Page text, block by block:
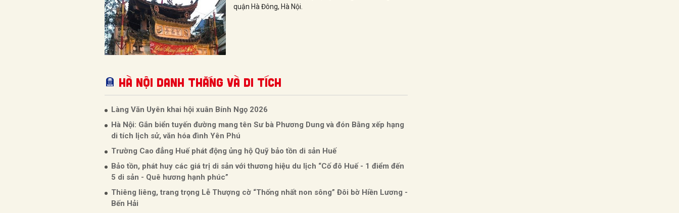
quận Hà Đông, Hà Nội.
Hà Nội Danh thắng và Di tích
Làng Văn Uyên khai hội xuân Bính Ngọ 2026
Hà Nội: Gắn biển tuyến đường mang tên Sư bà Phương Dung và đón Bằng xếp hạng
di tích lịch sử, văn hóa đình Yên Phú
Trường Cao đẳng Huế phát động ủng hộ Quỹ bảo tồn di sản Huế
Bảo tồn, phát huy các giá trị di sản với thương hiệu du lịch “Cố đô Huế - 1 điểm đến
5 di sản - Quê hương hạnh phúc”
Thiêng liêng, trang trọng Lễ Thượng cờ “Thống nhất non sông” Đôi bờ Hiền Lương -
Bến Hải